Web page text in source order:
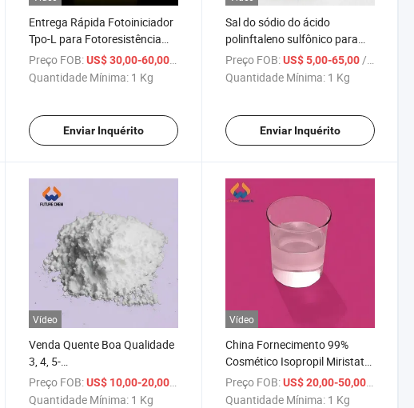
Entrega Rápida Fotoiniciador
Tpo-L para Fotoresistência
CAS 84434-11-7
Sensibilizador Fotográfico
Preço FOB: US$ 30,00-60,00
Quantidade Mínima: 1 Kg
Enviar Inquérito
Sal do sódio do ácido
polinftaleno sulfônico para
agente dispersante de
tingimento têxtil Nno CAS
Preço FOB: US$ 5,00-65,00 / Kg
Quantidade Mínima: 1 Kg
Enviar Inquérito
Vídeo
Venda Quente Boa Qualidade
3, 4, 5-
Trimethoxybenzaldehyde com
99% Pureza CAS 86-81-7
Preço FOB: US$ 10,00-20,00/ Kg
Quantidade Mínima: 1 Kg
Vídeo
China Fornecimento 99%
Cosmético Isopropil Miristato
com Estoque Suficiente CAS
110-27-0 Ipm
Preço FOB: US$ 20,00-50,00/ Kg
Quantidade Mínima: 1 Kg